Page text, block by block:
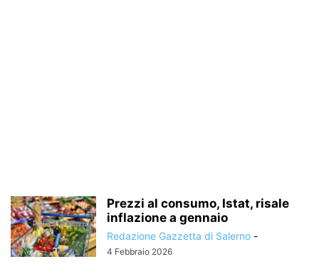
Prezzi al consumo, Istat, risale
inflazione a gennaio
Redazione Gazzetta di Salerno -
4 Febbraio 2026